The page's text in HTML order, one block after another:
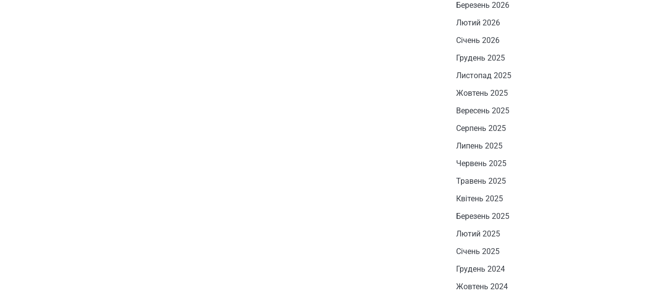
Березень 2026
Лютий 2026
Січень 2026
Грудень 2025
Листопад 2025
Жовтень 2025
Вересень 2025
Серпень 2025
Липень 2025
Червень 2025
Травень 2025
Квітень 2025
Березень 2025
Лютий 2025
Січень 2025
Грудень 2024
Жовтень 2024